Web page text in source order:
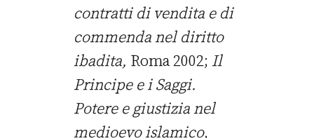
contratti di vendita e di
commenda nel diritto
ibadita, Roma 2002; Il
Principe e i Saggi.
Potere e giustizia nel
medioevo islamico,